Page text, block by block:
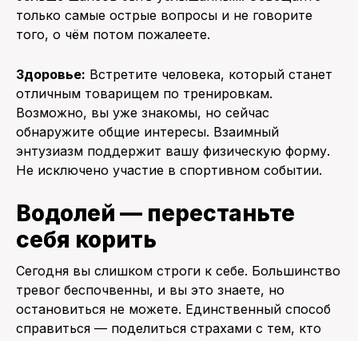
только самые острые вопросы и не говорите
того, о чём потом пожалеете.
Здоровье: Встретите человека, который станет
отличным товарищем по тренировкам.
Возможно, вы уже знакомы, но сейчас
обнаружите общие интересы. Взаимный
энтузиазм поддержит вашу физическую форму.
Не исключено участие в спортивном событии.
Водолей — перестаньте
себя корить
Сегодня вы слишком строги к себе. Большинство
тревог беспочвенны, и вы это знаете, но
остановиться не можете. Единственный способ
справиться — поделиться страхами с тем, кто